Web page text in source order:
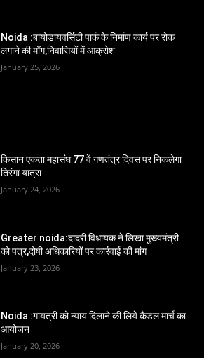
Noida :बायोडायवर्सिटी पार्क के निर्माण कार्य पर रोक
लगाने की माँग,निवासियों में आक्रोश
January 25, 2026
किसान एकता महासंघ 77 वें गणतंत्र दिवस पर निकलेगा
तिरंगा यात्रा
January 24, 2026
Greater noida:दादरी विधायक ने लिखा मुख्यमंत्री
को पत्र,दोषी अधिकारियों पर कार्रवाई की मांग
January 23, 2026
Noida :गायत्री को न्याय दिलाने की लिये कैंडल मार्च का
आयोजन
January 20, 2026